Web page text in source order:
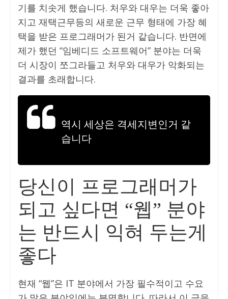
기를 치솟게 했습니다. 처우와 대우는 더욱 좋아
지고 재택근무등의 새로운 근무 형태에 가장 혜
택을 받은 프로그래머가 된거 같습니다. 반면에
제가 했던 “임베디드 소프트웨어” 분야는 더욱
더 시장이 쪼그라들고 처우와 대우가 악화되는
결과를 초래합니다.
역시 세상은 격세지변인거 같
습니다
당신이 프로그래머가
되고 싶다면 “웹” 분야
는 반드시 익혀 두는게
좋다
현재 “웹”은 IT 분야에서 가장 필수적이고 수요